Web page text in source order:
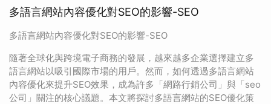
多語言網站內容優化對SEO的影響-SEO
多語言網站內容優化對SEO的影響-SEO
隨著全球化與跨境電子商務的發展，越來越多企業選擇建立多
語言網站以吸引國際市場的用戶。然而，如何透過多語言網站
內容優化來提升SEO效果，成為許多「網路行銷公司」與「seo
公司」關注的核心議題。本文將探討多語言網站的SEO優化策